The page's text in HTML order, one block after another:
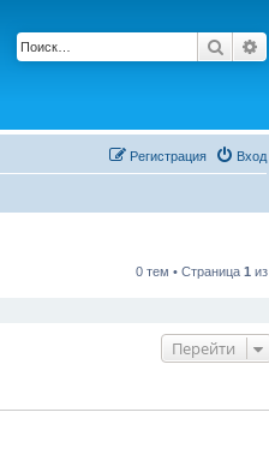
Поиск
Вход
Регистрация
0 тем • Страница 1 из
Перейти